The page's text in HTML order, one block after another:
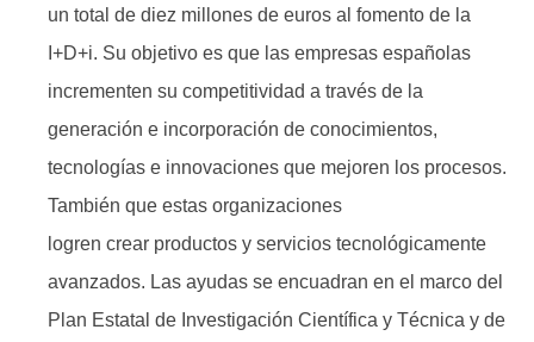
un total de diez millones de euros al fomento de la
I+D+i. Su objetivo es que las empresas españolas
incrementen su competitividad a través de la
generación e incorporación de conocimientos,
tecnologías e innovaciones que mejoren los procesos.
También que estas organizaciones
logren crear productos y servicios tecnológicamente
avanzados. Las ayudas se encuadran en el marco del
Plan Estatal de Investigación Científica y Técnica y de